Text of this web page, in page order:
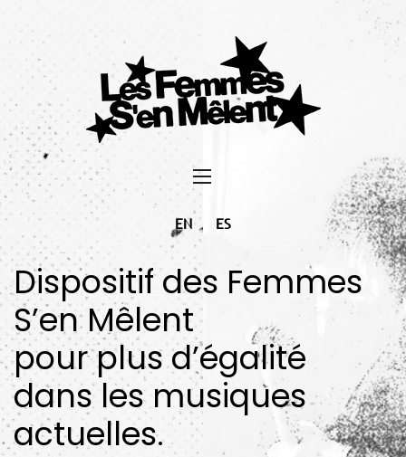
EN ES
Dispositif des Femmes
S’en Mêlent
pour plus d’égalité
dans les musiques
actuelles.